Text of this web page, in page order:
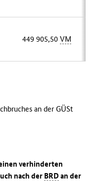
449 905,50VM
an der GÜSt
verhinderten
nach der BRD an der